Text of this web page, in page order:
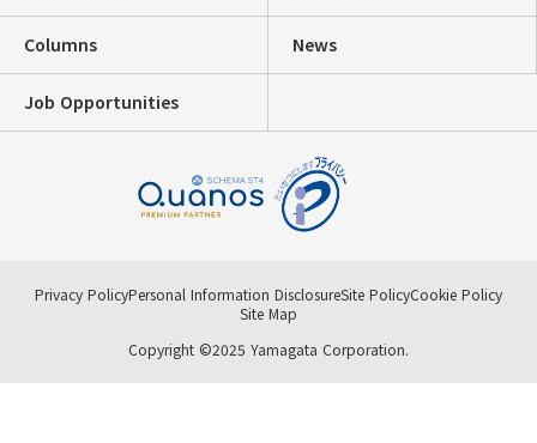
Columns News
Job Opportunities
Privacy PolicyPersonal Information DisclosureSite PolicyCookie Policy
Site Map
Copyright ©2025 Yamagata Corporation.